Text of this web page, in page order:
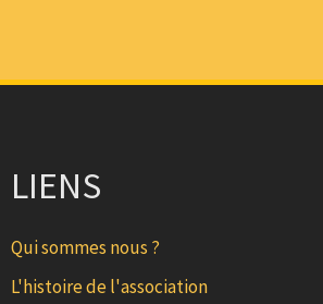
LIENS
Qui sommes nous ?
L'histoire de l'association